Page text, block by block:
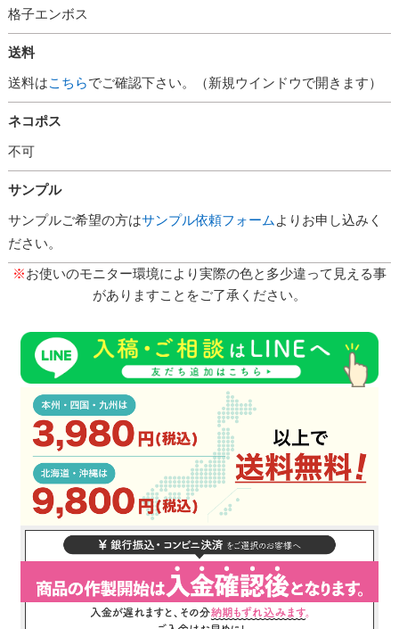
格子エンボス
送料
送料はこちらでご確認下さい。（新規ウインドウで開きます）
ネコポス
不可
サンプル
サンプルご希望の方はサンプル依頼フォーム よりお申し込みく
ださい。
※お使いのモニター環境により実際の色と多少違って見える事
がありますことをご了承ください。